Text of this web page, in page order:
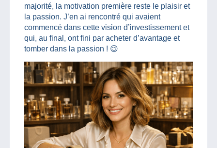
majorité, la motivation première reste le plaisir et
la passion. J’en ai rencontré qui avaient
commencé dans cette vision d’investissement et
qui, au final, ont fini par acheter d’avantage et
tomber dans la passion ! 😉